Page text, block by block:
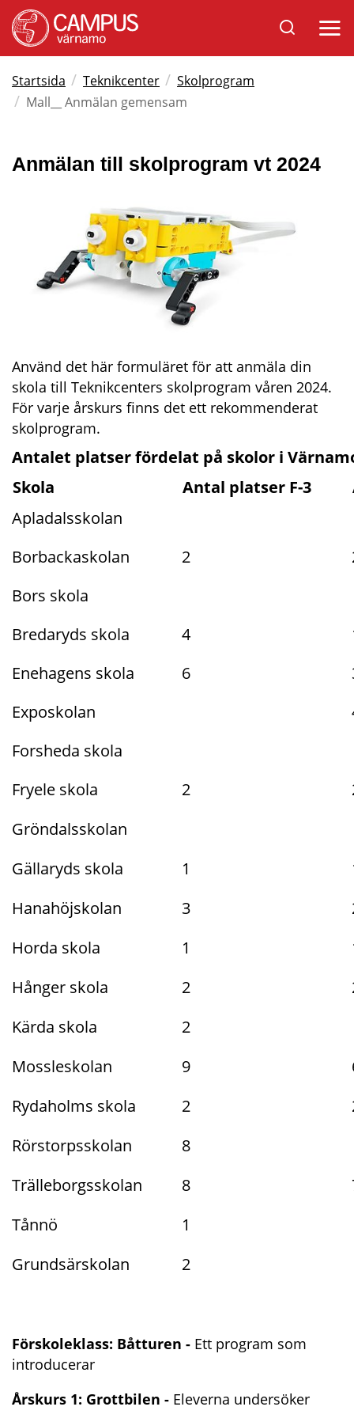
Sök
på
Varnamo.se
Öppna
Startsida / Teknikcenter / Skolprogram
/ Mall__ Anmälan gemensam
Anmälan till skolprogram vt 2024
Använd det här formuläret för att anmäla din
skola till Teknikcenters skolprogram våren 2024.
För varje årskurs finns det ett rekommenderat
skolprogram.
Antalet platser fördelat på skolor i
Skola
Antal platser F-3
Apladalsskolan
Borbackaskolan
2
Bors skola
Bredaryds skola
4
Enehagens skola
6
Exposkolan
Forsheda skola
Fryele skola
2
Gröndalsskolan
Gällaryds skola
1
Hanahöjskolan
3
Horda skola
1
Hånger skola
2
Kärda skola
2
Mossleskolan
9
Rydaholms skola
2
Rörstorpsskolan
8
Trälleborgsskolan
8
Tånnö
1
Grundsärskolan
2
Förskoleklass: Båtturen - Ett program som
introducerar
Årskurs 1: Grottbilen - Eleverna undersöker